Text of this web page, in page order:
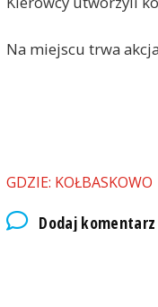
Na miejscu trwa
GDZIE: KOŁBASKOWO
Dodaj komentarz